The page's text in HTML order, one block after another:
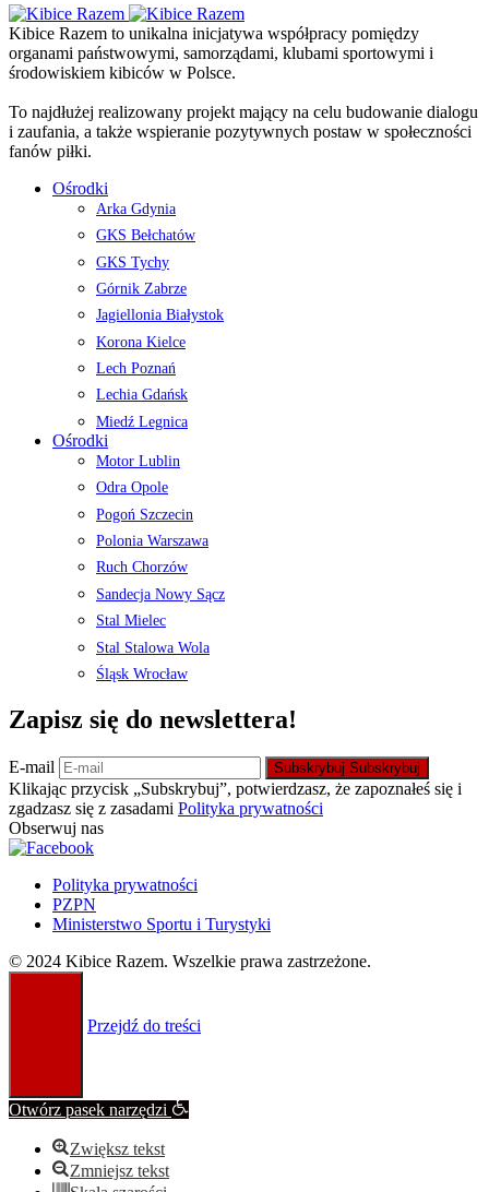
Kibice Razem to unikalna inicjatywa współpracy pomiędzy
organami państwowymi, samorządami, klubami sportowymi i
środowiskiem kibiców w Polsce.
To najdłużej realizowany projekt mający na celu budowanie dialogu
i zaufania, a także wspieranie pozytywnych postaw w społeczności
fanów piłki.
Ośrodki
Arka Gdynia
GKS Bełchatów
GKS Tychy
Górnik Zabrze
Jagiellonia Białystok
Korona Kielce
Lech Poznań
Lechia Gdańsk
Miedź Legnica
Ośrodki
Motor Lublin
Odra Opole
Pogoń Szczecin
Polonia Warszawa
Ruch Chorzów
Sandecja Nowy Sącz
Stal Mielec
Stal Stalowa Wola
Śląsk Wrocław
Zapisz się do newslettera!
E-mail Subskrybuj Subskrybuj
Klikając przycisk „Subskrybuj”, potwierdzasz, że zapoznałeś się i
zgadzasz się z zasadami Polityka prywatności
Obserwuj nas
Polityka prywatności
PZPN
Ministerstwo Sportu i Turystyki
© 2024 Kibice Razem. Wszelkie prawa zastrzeżone.
Przejdź do treści
Otwórz pasek narzędzi
Zwiększ tekst
Zmniejsz tekst